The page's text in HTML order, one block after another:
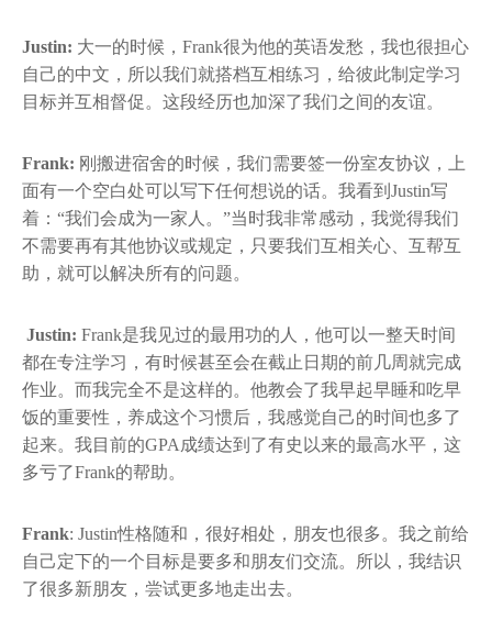
Justin: 大一的时候，Frank很为他的英语发愁，我也很担心
自己的中文，所以我们就搭档互相练习，给彼此制定学习
目标并互相督促。这段经历也加深了我们之间的友谊。
Frank: 刚搬进宿舍的时候，我们需要签一份室友协议，上
面有一个空白处可以写下任何想说的话。我看到Justin写
着：“我们会成为一家人。”当时我非常感动，我觉得我们
不需要再有其他协议或规定，只要我们互相关心、互帮互
助，就可以解决所有的问题。
Justin: Frank是我见过的最用功的人，他可以一整天时间
都在专注学习，有时候甚至会在截止日期的前几周就完成
作业。而我完全不是这样的。他教会了我早起早睡和吃早
饭的重要性，养成这个习惯后，我感觉自己的时间也多了
起来。我目前的GPA成绩达到了有史以来的最高水平，这
多亏了Frank的帮助。
Frank: Justin性格随和，很好相处，朋友也很多。我之前给
自己定下的一个目标是要多和朋友们交流。所以，我结识
了很多新朋友，尝试更多地走出去。